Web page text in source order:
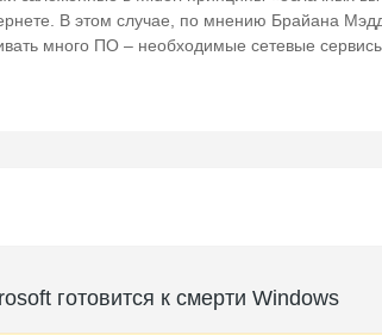
В этом случае, по мнению Брайана
много ПО – необходимые сетевые
готовится к смерти Windows